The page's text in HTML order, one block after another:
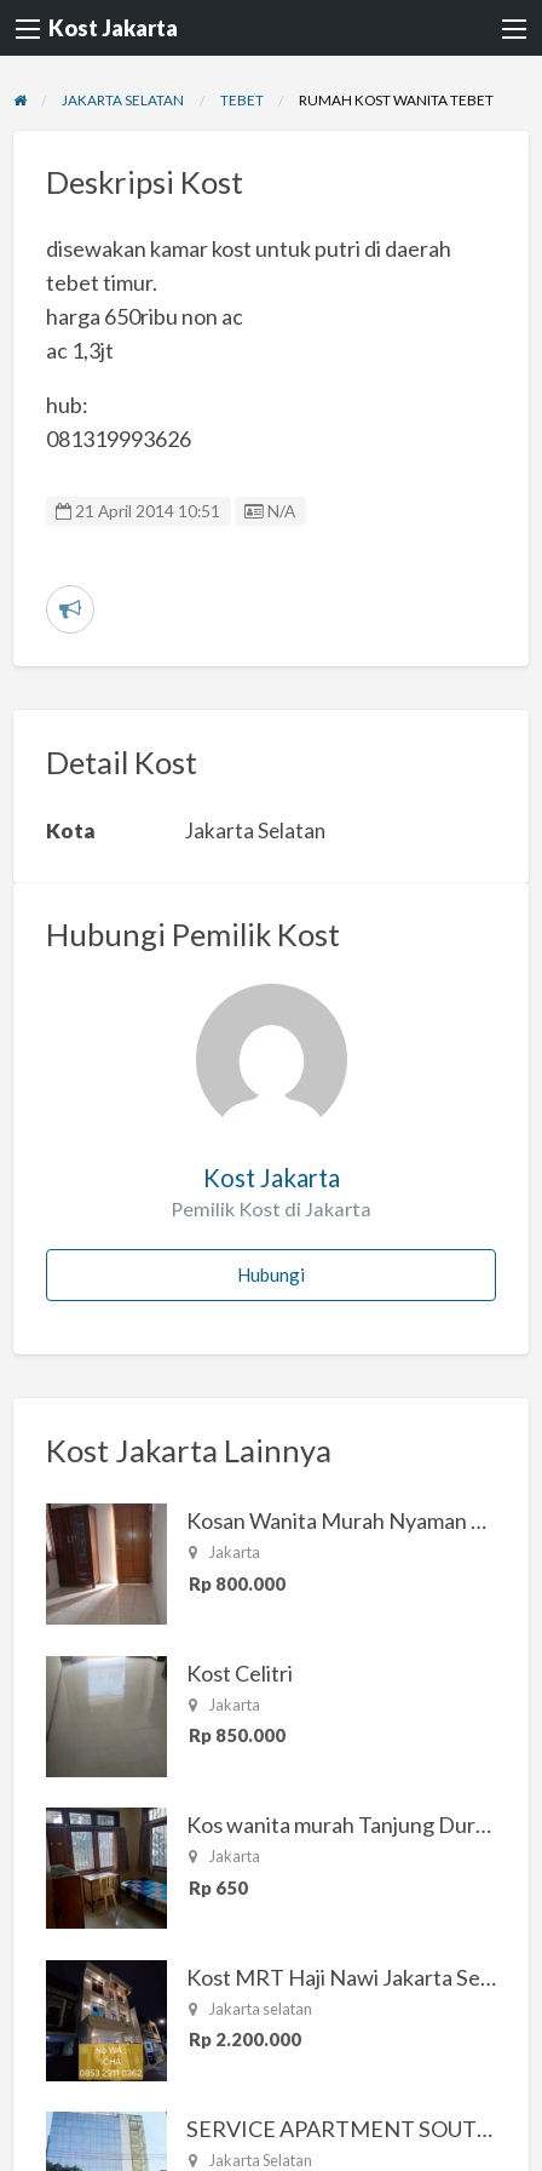
Kost Jakarta
JAKARTA SELATAN TEBET RUMAH KOST WANITA TEBET
Deskripsi Kost
disewakan kamar kost untuk putri di daerah
tebet timur.
harga 650ribu non ac
ac 1,3jt
hub:
081319993626
21 April 2014 10:51 Listing ID
N/A
L
r
a
s
Detail Kost
Kota Jakarta Selatan
Hubungi Pemilik Kost
Kost Jakarta
Pemilik Kost di Jakarta
Hubungi
Kost Jakarta Lainnya
Kosan Wanita Murah Nyaman di Jakarta Selatan
Jakarta
Rp 800.000
Kost Celitri
Jakarta
Rp 850.000
Kos wanita murah Tanjung Duren Jakarta Barat
Jakarta
Rp 650
Kost MRT Haji Nawi Jakarta Selatan
Jakarta selatan
Rp 2.200.000
SERVICE APARTMENT SOUTH RESIDENCE
Jakarta Selatan